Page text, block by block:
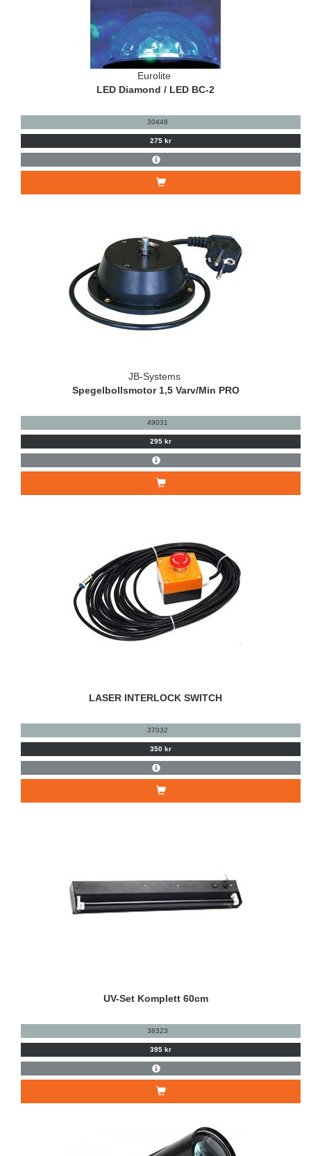
Eurolite
LED Diamond / LED BC-2
30448
275 kr
JB-Systems
Spegelbollsmotor 1,5 Varv/Min PRO
49031
295 kr
LASER INTERLOCK SWITCH
37032
350 kr
UV-Set Komplett 60cm
38323
395 kr